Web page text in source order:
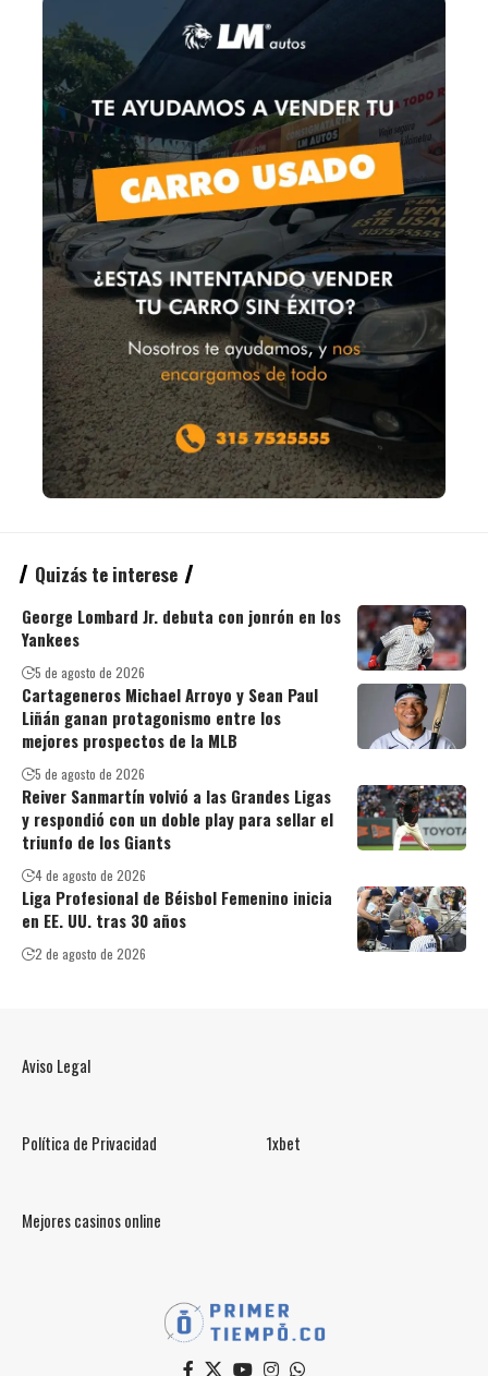
Quizás te interese
George Lombard Jr. debuta con jonrón en los
Yankees
5 de agosto de 2026
Cartageneros Michael Arroyo y Sean Paul
Liñán ganan protagonismo entre los
mejores prospectos de la MLB
5 de agosto de 2026
Reiver Sanmartín volvió a las Grandes Ligas
y respondió con un doble play para sellar el
triunfo de los Giants
4 de agosto de 2026
Liga Profesional de Béisbol Femenino inicia
en EE. UU. tras 30 años
2 de agosto de 2026
Aviso Legal
Política de Privacidad 1xbet
Mejores casinos online